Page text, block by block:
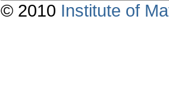
© 2010 Institute of